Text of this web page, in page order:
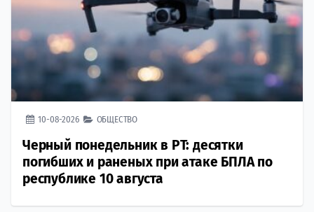
10-08-2026 ОБЩЕСТВО
Черный понедельник в РТ: десятки
погибших и раненых при атаке БПЛА по
республике 10 августа